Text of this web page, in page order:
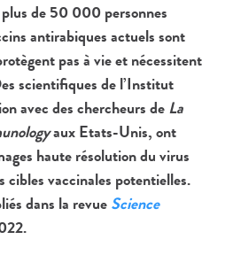
de 50 000 personnes
antirabiques actuels sont
pas à vie et nécessitent
scientifiques de l’Institut
avec des chercheurs deLa
aux Etats-Unis, ont
haute résolution du virus
cibles vaccinales potentielles.
dans la revueScience